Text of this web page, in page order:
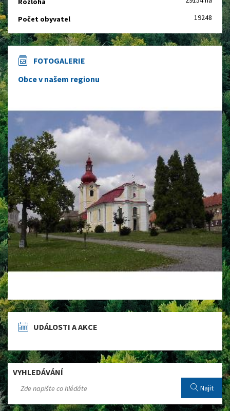
Počet obyvatel 19248
FOTOGALERIE
Obce v našem regionu
UDÁLOSTI A AKCE
VYHLEDÁVÁNÍ
Najit